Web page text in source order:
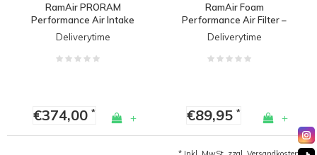
RamAir PRORAM
Performance Air Intake
– VAG 2.0 TSI / 2.0 TFSI
– Audi / Volkswagen /
Seat / Skoda / Cupra
Deliverytime
€374,00* +
RamAir Foam
Performance Air Filter –
70mm
Deliverytime
€89,95* +